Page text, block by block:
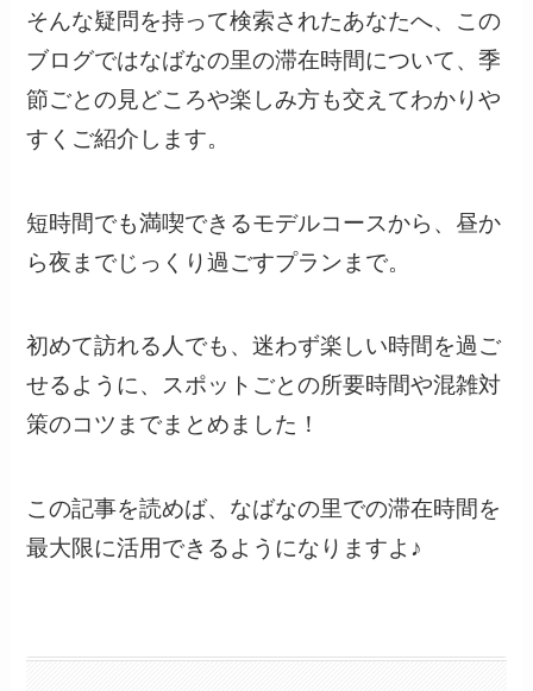
そんな疑問を持って検索されたあなたへ、この
ブログではなばなの里の滞在時間について、季
節ごとの見どころや楽しみ方も交えてわかりや
すくご紹介します。
短時間でも満喫できるモデルコースから、昼か
ら夜までじっくり過ごすプランまで。
初めて訪れる人でも、迷わず楽しい時間を過ご
せるように、スポットごとの所要時間や混雑対
策のコツまでまとめました！
この記事を読めば、なばなの里での滞在時間を
最大限に活用できるようになりますよ♪